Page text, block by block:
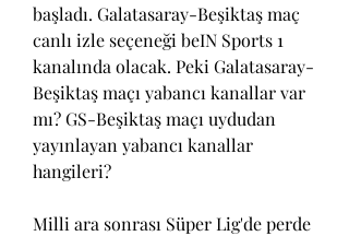
başladı. Galatasaray-Beşiktaş maç
canlı izle seçeneği beIN Sports 1
kanalında olacak. Peki Galatasaray-
Beşiktaş maçı yabancı kanallar var
mı? GS-Beşiktaş maçı uydudan
yayınlayan yabancı kanallar
hangileri?
Milli ara sonrası Süper Lig'de perde